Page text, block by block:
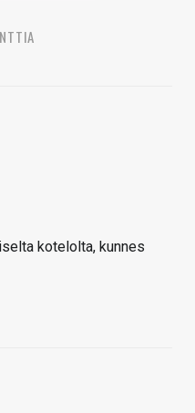
kotelolta, kunnes